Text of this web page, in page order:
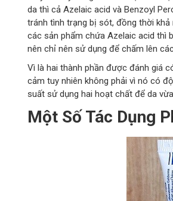
da thì cả Azelaic acid và Benzoyl
tránh tình trạng bị sót, đồng thời khả
các sản phẩm chứa Azelaic acid thì
nên chỉ nên sử dụng để chấm lên
Vì là hai thành phần được đánh giá
cảm tuy nhiên không phải vì nó có
suất sử dụng hai hoạt chất để da
Một Số Tác Dụng